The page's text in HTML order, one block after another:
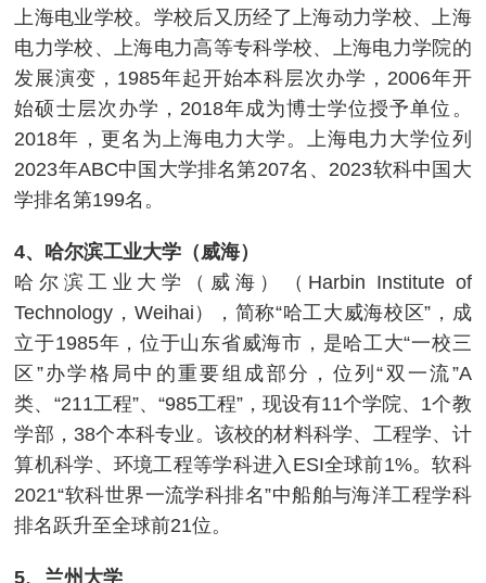
上海电业学校。学校后又历经了上海动力学校、上海
电力学校、上海电力高等专科学校、上海电力学院的
发展演变，1985年起开始本科层次办学，2006年开
始硕士层次办学，2018年成为博士学位授予单位。
2018年，更名为上海电力大学。上海电力大学位列
2023年ABC中国大学排名第207名、2023软科中国大
学排名第199名。
4、哈尔滨工业大学（威海）
哈尔滨工业大学（威海）（Harbin Institute of
Technology，Weihai），简称“哈工大威海校区”，成
立于1985年，位于山东省威海市，是哈工大“一校三
区”办学格局中的重要组成部分，位列“双一流”A
类、“211工程”、“985工程”，现设有11个学院、1个教
学部，38个本科专业。该校的材料科学、工程学、计
算机科学、环境工程等学科进入ESI全球前1%。软科
2021“软科世界一流学科排名”中船舶与海洋工程学科
排名跃升至全球前21位。
5、兰州大学